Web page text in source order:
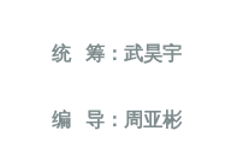
统 筹：武昊宇
编 导：周亚彬